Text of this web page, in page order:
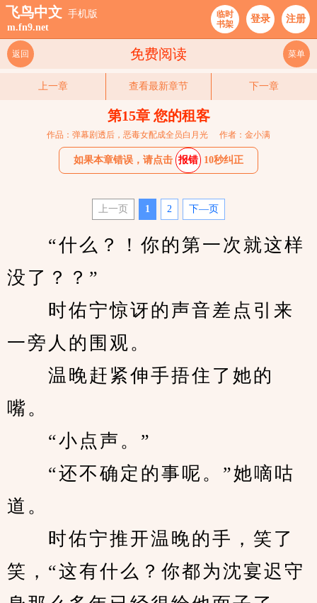
飞鸟中文 手机版
m.fn9.net
临时
书架
登录 注册
免费阅读
返回 菜单
上一章 查看最新章节 下一章
第15章 您的租客
作品：弹幕剧透后，恶毒女配成全员白月光 作者：金小满
如果本章错误，请点击 报错 10秒纠正
上一页 1 2 下—页
“什么？！你的第一次就这样
没了？？”
时佑宁惊讶的声音差点引来
一旁人的围观。
温晚赶紧伸手捂住了她的
嘴。
“小点声。”
“还不确定的事呢。”她嘀咕
道。
时佑宁推开温晚的手，笑了
笑，“这有什么？你都为沈宴迟守